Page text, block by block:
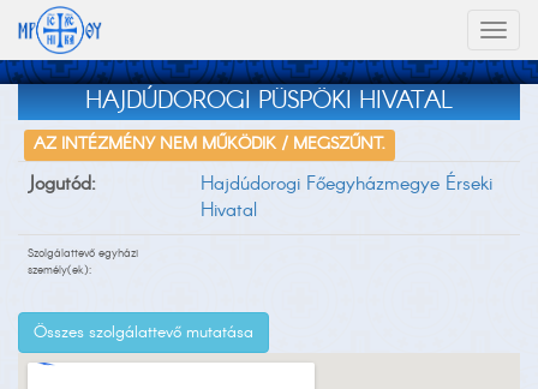
HAJDÚDOROGI PÜSPÖKI HIVATAL
AZ INTÉZMÉNY NEM MŰKÖDIK / MEGSZŰNT.
Jogutód:
Hajdúdorogi Főegyházmegye Érseki
Hivatal
Szolgálattevő egyházi
személy(ek):
Összes szolgálattevő mutatása